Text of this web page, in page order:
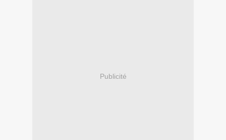
Publicité